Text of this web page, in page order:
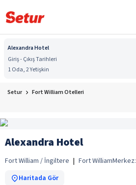
Alexandra Hotel
Giriş - Çıkış Tarihleri
1 Oda, 2 Yetişkin
Setur Fort William Otelleri
Alexandra Hotel
Fort William / İngiltere | Fort WilliamMerkez:
Haritada Gör